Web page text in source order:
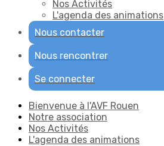
Nos Activités
L'agenda des animations
Nous contacter
Nous rencontrer
Se connecter
Bienvenue à l'AVF Rouen
Notre association
Nos Activités
L'agenda des animations